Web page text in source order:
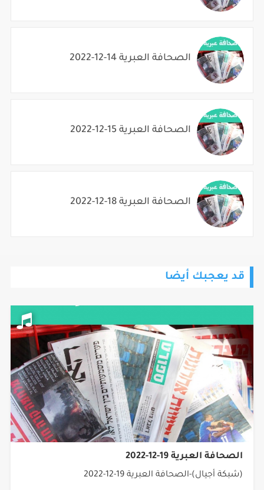
الصحافة العبرية 14-12-2022
الصحافة العبرية 15-12-2022
الصحافة العبرية 18-12-2022
قد يعجبك أيضا
الصحافة العبرية 19-12-2022
(شبكة أجيال)-الصحافة العبرية 19-12-2022